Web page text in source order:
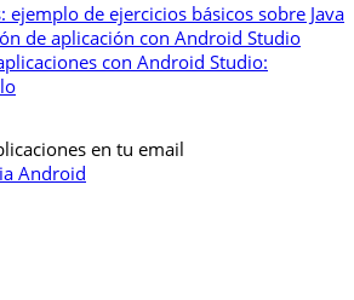
ejemplo de ejercicios básicos sobre Java
de aplicación con Android Studio
con Android Studio:
en tu email
Android